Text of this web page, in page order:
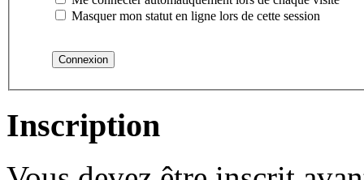
Masquer mon statut en ligne lors de cette session
Inscription